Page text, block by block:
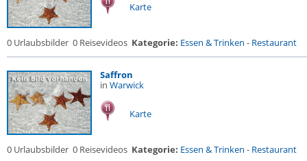
Karte
0 Urlaubsbilder 0 Reisevideos Kategorie: Essen & Trinken - Restaurant
Saffron
in Warwick
Karte
0 Urlaubsbilder 0 Reisevideos Kategorie: Essen & Trinken - Restaurant